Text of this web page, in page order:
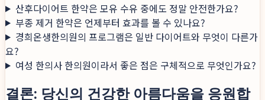
산후다이어트 한약은 모유 수유 중에도 정말 안전한가요?
부종 제거 한약은 언제부터 효과를 볼 수 있나요?
경희온생한의원의 프로그램은 일반 다이어트와 무엇이 다른가
요?
여성 한의사 한의원이라서 좋은 점은 구체적으로 무엇인가요?
결론: 당신의 건강한 아름다움을 응원합